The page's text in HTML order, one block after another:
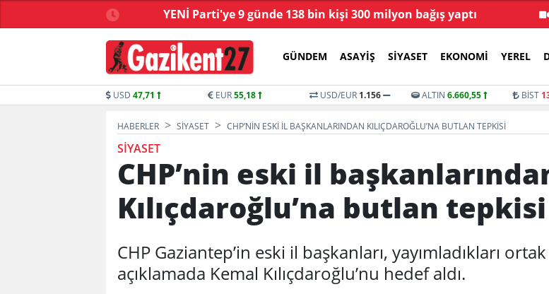
yasa tartışmalarla
başladı
YENİ Parti'ye 9 günde 138 bin kişi 300 milyon bağış yaptı
GÜNDEM ASAYIŞ SIYASET EKONOMI YEREL
USD 47,71 EUR55,18 USD/EUR 1.156 ALTIN 6.660,55 BİST
HABERLER SIYASET CHP’NIN ESKI IL BAŞKANLARINDAN KILIÇDAROĞLU’NA BUTLAN TEPKISI
SIYASET
CHP’nin eski il
Kılıçdaroğlu’na butlan tepkisi
CHP Gaziantep’in eski il başkanları, yayımladıkları ortak
açıklamada Kemal Kılıçdaroğlu’nu hedef aldı.